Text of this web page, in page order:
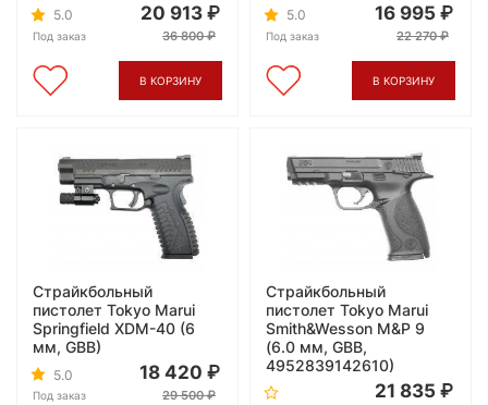
5.0
Под заказ
20 913
36 800
В КОРЗИНУ
5.0
Под заказ
16 995
22 270
В КОРЗИНУ
Страйкбольный
пистолет Tokyo Marui
Springfield XDM-40 (6
мм, GBB)
5.0
Под заказ
18 420
29 500
Страйкбольный
пистолет Tokyo Marui
Smith&Wesson M&P 9
(6.0 мм, GBB,
4952839142610)
21 835